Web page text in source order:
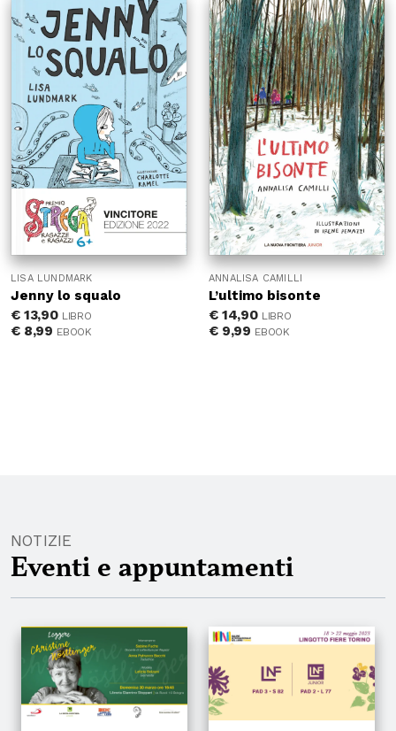
LISA LUNDMARK
Jenny lo squalo
€13,90 LIBRO
€8,99 EBOOK
ANNALISA CAMILLI
L’ultimo bisonte
€14,90 LIBRO
€9,99 EBOOK
NOTIZIE
Eventi e appuntamenti